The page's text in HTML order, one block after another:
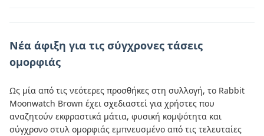
Νέα άφιξη για τις σύγχρονες τάσεις
ομορφιάς
Ως μία από τις νεότερες προσθήκες στη συλλογή, το Rabbit
Moonwatch Brown έχει σχεδιαστεί για χρήστες που
αναζητούν εκφραστικά μάτια, φυσική κομψότητα και
σύγχρονο στυλ ομορφιάς εμπνευσμένο από τις τελευταίες